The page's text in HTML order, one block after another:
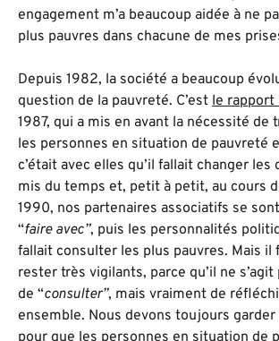
engagement m’a beaucoup aidée à ne
plus pauvres dans chacune de mes
Depuis 1982, la société a beaucoup
question de la pauvreté. C’est le rapport
1987, qui a mis en avant la nécessité de
les personnes en situation de pauvreté
c’était avec elles qu’il fallait changer les
mis du temps et, petit à petit, au cours
1990, nos partenaires associatifs se
“faire avec”, puis les personnalités
fallait consulter les plus pauvres. Mais il
rester très vigilants, parce qu’il ne
de “consulter”, mais vraiment de
ensemble. Nous devons toujours
pour que les personnes en situation de